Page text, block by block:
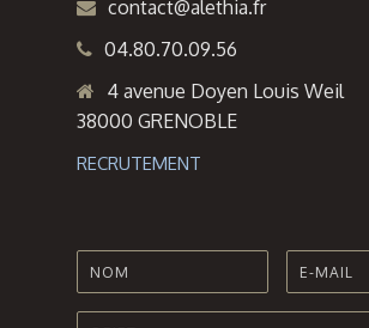
contact@alethia.fr
04.80.70.09.56
4 avenue Doyen Louis Weil
38000 GRENOBLE
RECRUTEMENT